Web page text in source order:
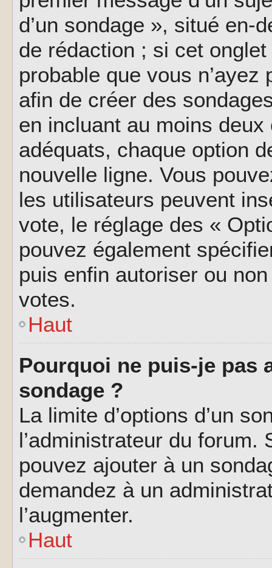
d’un sondage », situé en-
de rédaction ; si cet
probable que vous
afin de créer des
en incluant au moins
adéquats, chaque option
nouvelle ligne. Vous
les utilisateurs peuvent
vote, le réglage des «
pouvez également
puis enfin autoriser ou
votes.
Haut
Pourquoi ne puis-je pas
sondage ?
La limite d’options d’un
l’administrateur du forum.
pouvez ajouter à un
demandez à un
l’augmenter.
Haut